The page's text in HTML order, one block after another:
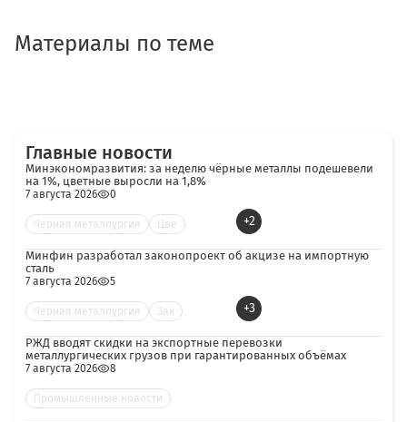
Материалы по теме
Главные новости
Минэкономразвития: за неделю чёрные металлы подешевели
на 1%, цветные выросли на 1,8%
7 августа 2026 0
Черная металлургия Цве +2
Минфин разработал законопроект об акцизе на импортную
сталь
7 августа 2026 5
Черная металлургия Зак +3
РЖД вводят скидки на экспортные перевозки
металлургических грузов при гарантированных объёмах
7 августа 2026 8
Промышленные новости